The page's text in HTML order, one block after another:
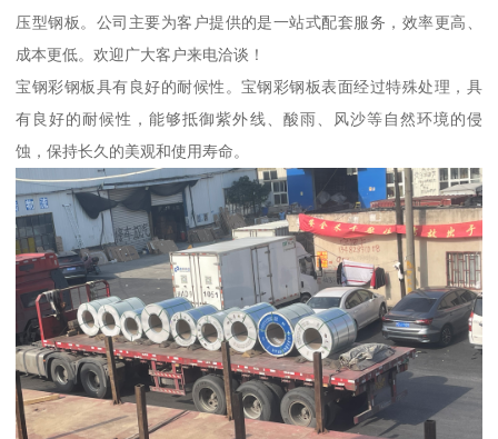
压型钢板。公司主要为客户提供的是一站式配套服务，效率更高、
成本更低。欢迎广大客户来电洽谈！
宝钢彩钢板具有良好的耐候性。宝钢彩钢板表面经过特殊处理，具
有良好的耐候性，能够抵御紫外线、酸雨、风沙等自然环境的侵
蚀，保持长久的美观和使用寿命。